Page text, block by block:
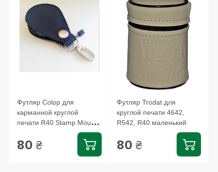
Футляр Colop для
карманной круглой
печати R40 Stamp Mouse,
80 ₴
Футляр Trodat для
круглой печати 4642,
R542, R40 маленький
80 ₴